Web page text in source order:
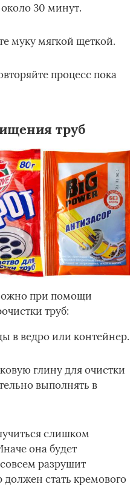
30 минут.
муку мягкой щеткой.
процесс пока
труб
при помощи
труб:
в ведро или контейнер.
глину для очистки
выполнять в
слишком
она будет
разрушит
должен стать кремового